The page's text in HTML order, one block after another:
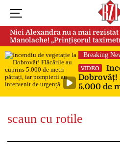
Nici Alexandra nu a mai
Manolache! „Prințișorul
după doi ani de căsnicie
Breaking
VIDEO
Dobrovăț!
5.000 de
pompierii
scaun cu rotile